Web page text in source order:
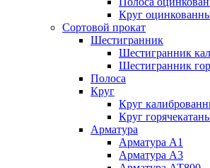
Круг
Сортовой прокат
Шестигранник
Шестигранник
Шестигранник
Полоса
Круг
Круг
Круг
Арматура
Арматура А1
Арматура А3